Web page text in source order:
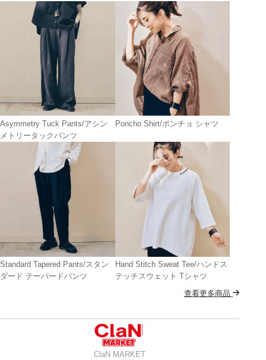
Asymmetry Tuck Pants/アシン
メトリータックパンツ
Poncho Shirt/ポンチョ シャツ
Standard Tapered Pants/スタン
ダード テーパードパンツ
Hand Stitch Sweat Tee/ハンドス
テッチスウェット Tシャツ
查看更多商品
ClaN MARKET